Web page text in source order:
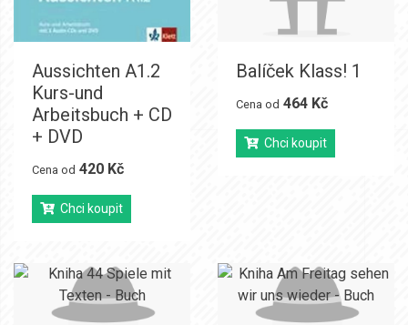
Aussichten A1.2
Kurs-und
Arbeitsbuch + CD
+ DVD
Cena od 420 Kč
Chci koupit
Balíček Klass! 1
Cena od 464 Kč
Chci koupit